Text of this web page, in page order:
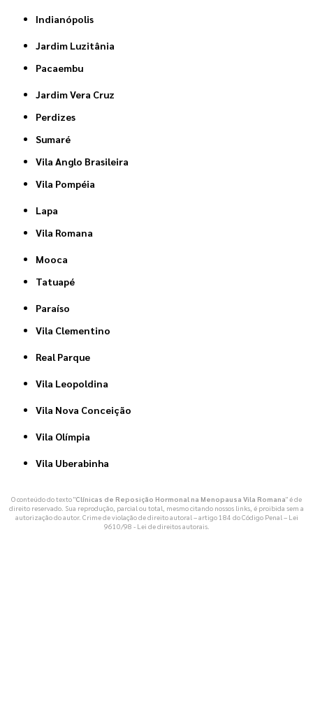
Indianópolis
Jardim Luzitânia
Pacaembu
Jardim Vera Cruz
Perdizes
Sumaré
Vila Anglo Brasileira
Vila Pompéia
Lapa
Vila Romana
Mooca
Tatuapé
Paraíso
Vila Clementino
Real Parque
Vila Leopoldina
Vila Nova Conceição
Vila Olímpia
Vila Uberabinha
O conteúdo do texto "Clínicas de Reposição Hormonal na Menopausa Vila Romana" é de
direito reservado. Sua reprodução, parcial ou total, mesmo citando nossos links, é proibida sem a
autorização do autor. Crime de violação de direito autoral – artigo 184 do Código Penal – Lei
9610/98 - Lei de direitos autorais.